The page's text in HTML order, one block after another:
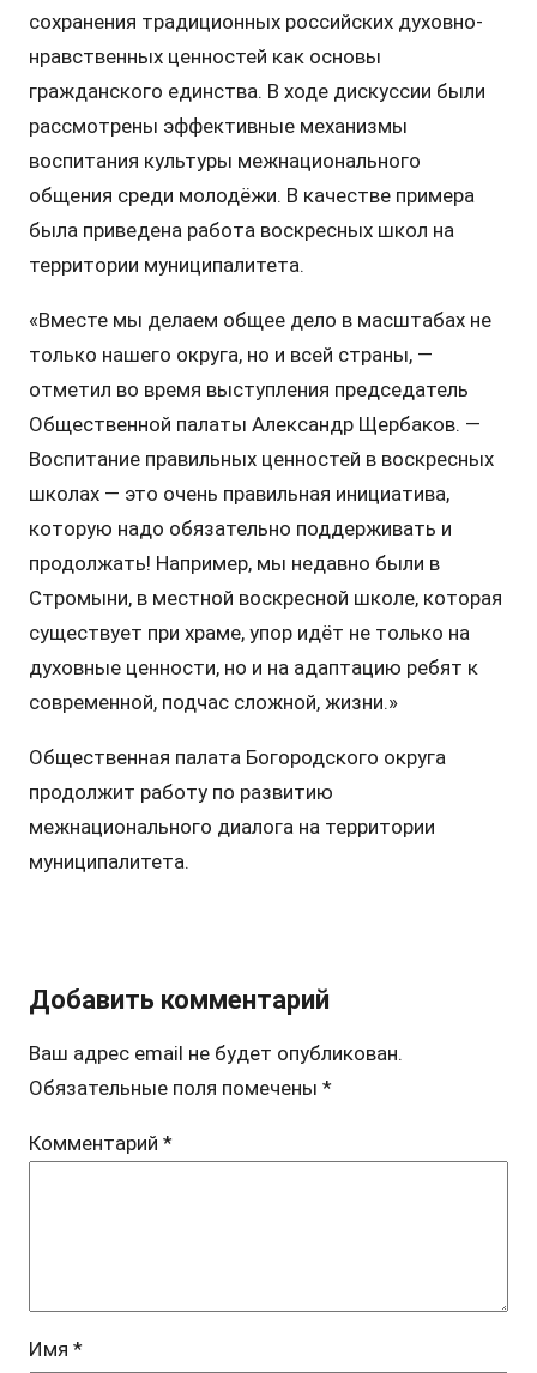
сохранения традиционных российских духовно-
нравственных ценностей как основы
гражданского единства. В ходе дискуссии были
рассмотрены эффективные механизмы
воспитания культуры межнационального
общения среди молодёжи. В качестве примера
была приведена работа воскресных школ на
территории муниципалитета.
«Вместе мы делаем общее дело в масштабах не
только нашего округа, но и всей страны, —
отметил во время выступления председатель
Общественной палаты Александр Щербаков. —
Воспитание правильных ценностей в воскресных
школах — это очень правильная инициатива,
которую надо обязательно поддерживать и
продолжать! Например, мы недавно были в
Стромыни, в местной воскресной школе, которая
существует при храме, упор идёт не только на
духовные ценности, но и на адаптацию ребят к
современной, подчас сложной, жизни.»
Общественная палата Богородского округа
продолжит работу по развитию
межнационального диалога на территории
муниципалитета.
Добавить комментарий
Ваш адрес email не будет опубликован.
Обязательные поля помечены *
Комментарий *
Имя *